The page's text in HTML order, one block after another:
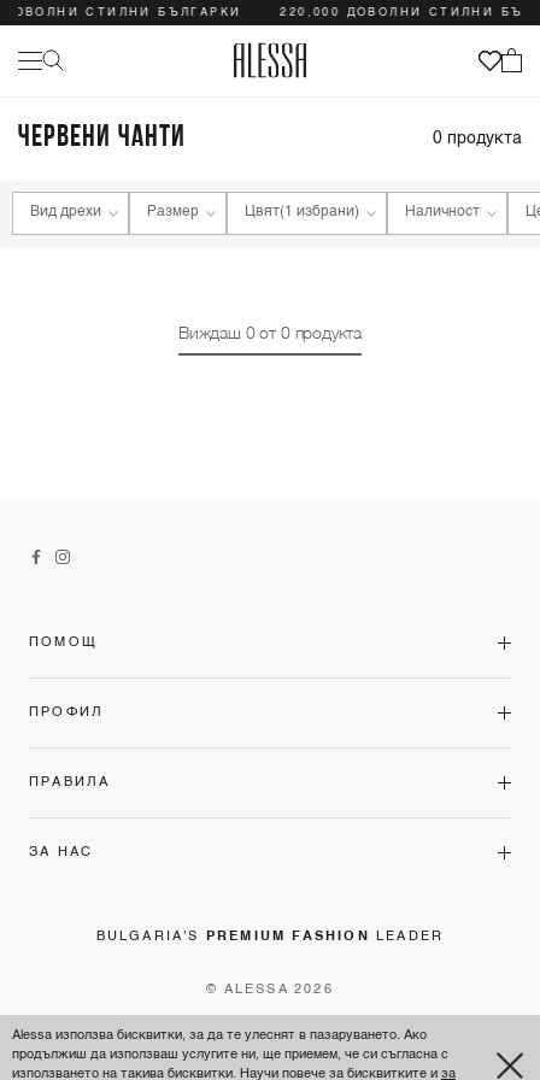
ДОВОЛНИ СТИЛНИ БЪЛГАРКИ 220,000 ДОВОЛНИ СТИЛНИ
ЧЕРВЕНИ ЧАНТИ 0продукта
Вид дрехи Размер Цвят(1 избрани) Наличност
Виждаш 0от 0продукта
Alessa използва бисквитки, за да те улеснят в пазаруването. Ако
продължиш да използваш услугите ни, ще приемем, че си съгласна с
използването на такива бисквитки. Научи повече за бисквитките и за
ПОМОЩ
ПРОФИЛ
ПРАВИЛА
ЗА НАС
BULGARIA'S PREMIUM FASHION LEADER
© ALESSA 2026